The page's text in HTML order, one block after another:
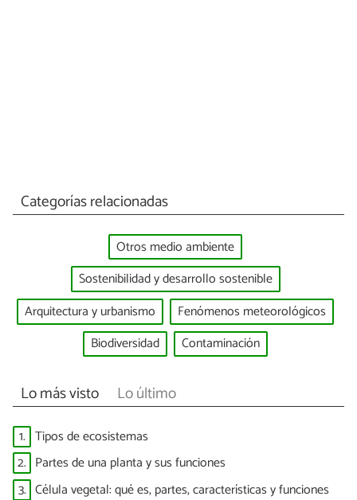
Categorías relacionadas
Otros medio ambiente
Sostenibilidad y desarrollo sostenible
Arquitectura y urbanismo
Fenómenos meteorológicos
Biodiversidad
Contaminación
Lo más visto Lo último
1. Tipos de ecosistemas
2. Partes de una planta y sus funciones
3. Célula vegetal: qué es, partes, características y funciones